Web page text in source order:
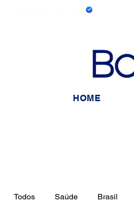
Todos Saúde Brasil
HOME